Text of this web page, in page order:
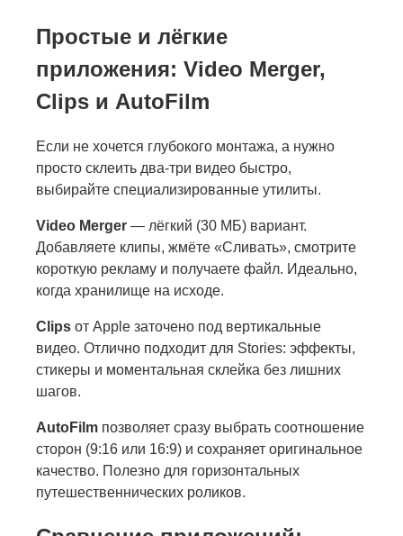
Простые и лёгкие
приложения: Video Merger,
Clips и AutoFilm
Если не хочется глубокого монтажа, а нужно
просто склеить два-три видео быстро,
выбирайте специализированные утилиты.
Video Merger — лёгкий (30 МБ) вариант.
Добавляете клипы, жмёте «Сливать», смотрите
короткую рекламу и получаете файл. Идеально,
когда хранилище на исходе.
Clips от Apple заточено под вертикальные
видео. Отлично подходит для Stories: эффекты,
стикеры и моментальная склейка без лишних
шагов.
AutoFilm позволяет сразу выбрать соотношение
сторон (9:16 или 16:9) и сохраняет оригинальное
качество. Полезно для горизонтальных
путешественнических роликов.